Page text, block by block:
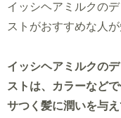
イッシヘアミルクの
ストがおすすめな人
イッシヘアミルクの
ストは、カラーなど
サつく髪に潤いを与